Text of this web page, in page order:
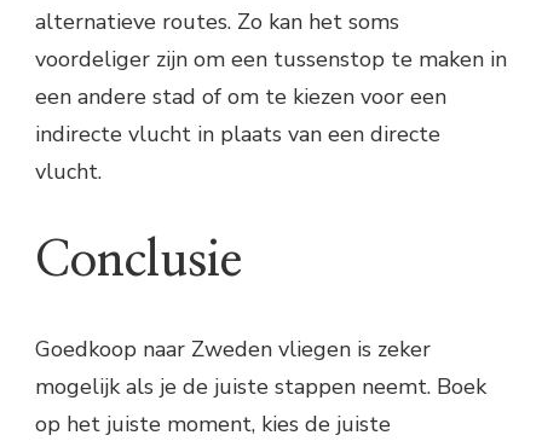
alternatieve routes. Zo kan het soms
voordeliger zijn om een tussenstop te maken in
een andere stad of om te kiezen voor een
indirecte vlucht in plaats van een directe
vlucht.
Conclusie
Goedkoop naar Zweden vliegen is zeker
mogelijk als je de juiste stappen neemt. Boek
op het juiste moment, kies de juiste